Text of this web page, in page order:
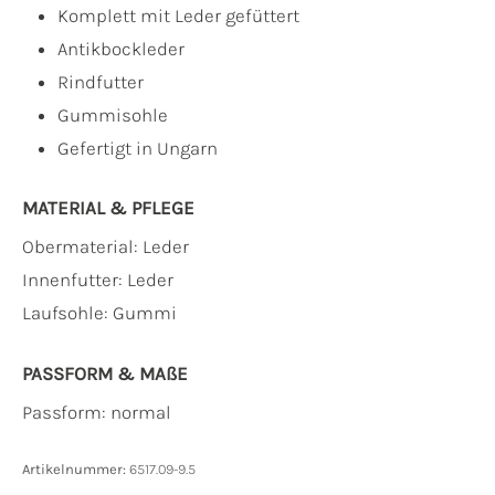
Komplett mit Leder gefüttert
Antikbockleder
Rindfutter
Gummisohle
Gefertigt in Ungarn
MATERIAL & PFLEGE
Obermaterial: Leder
Innenfutter: Leder
Laufsohle: Gummi
PASSFORM & MAẞE
Passform: normal
Artikelnummer: 6517.09-9.5